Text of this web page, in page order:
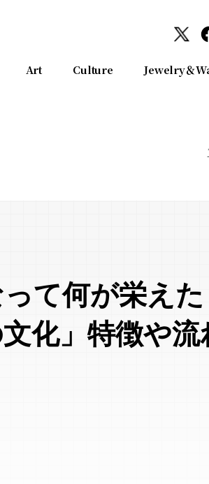
Art Culture Jewelry＆
て何が栄えた
文化」特徴や流